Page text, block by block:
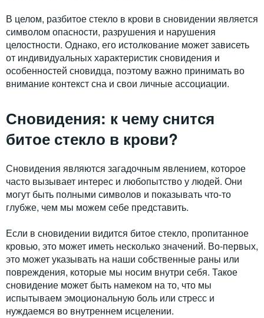
В целом, разбитое стекло в крови в сновидении является
символом опасности, разрушения и нарушения
целостности. Однако, его истолкование может зависеть
от индивидуальных характеристик сновидения и
особенностей сновидца, поэтому важно принимать во
внимание контекст сна и свои личные ассоциации.
Сновидения: к чему снится
битое стекло в крови?
Сновидения являются загадочным явлением, которое
часто вызывает интерес и любопытство у людей. Они
могут быть полными символов и показывать что-то
глубже, чем мы можем себе представить.
Если в сновидении видится битое стекло, пропитанное
кровью, это может иметь несколько значений. Во-первых,
это может указывать на наши собственные раны или
повреждения, которые мы носим внутри себя. Такое
сновидение может быть намеком на то, что мы
испытываем эмоциональную боль или стресс и
нуждаемся во внутреннем исцелении.